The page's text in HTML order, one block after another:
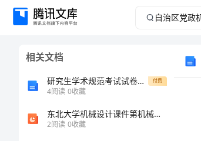
自
相关文档
研究生学术规范考试试卷与答案 付费
4阅读 0收藏
东北大学机械设计课件第机械设计的基础知识
2阅读 0收藏